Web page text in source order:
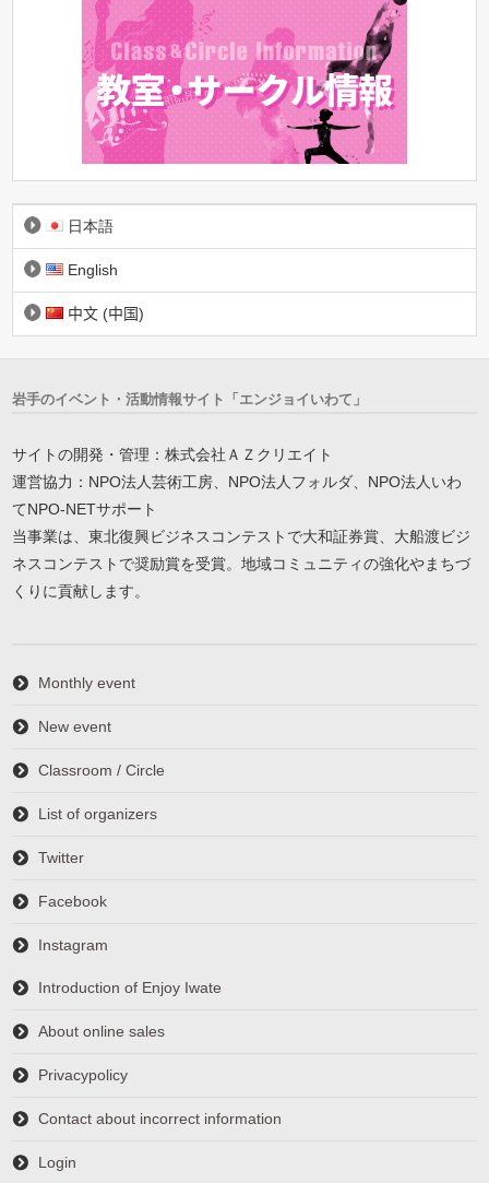
日本語
English
中文 (中国)
岩手のイベント・活動情報サイト「エンジョイいわて」
サイトの開発・管理：株式会社ＡＺクリエイト
運営協力：NPO法人芸術工房、NPO法人フォルダ、NPO法人いわ
てNPO-NETサポート
当事業は、東北復興ビジネスコンテストで大和証券賞、大船渡ビジ
ネスコンテストで奨励賞を受賞。地域コミュニティの強化やまちづ
くりに貢献します。
Monthly event
New event
Classroom / Circle
List of organizers
Twitter
Facebook
Instagram
Introduction of Enjoy Iwate
About online sales
Privacypolicy
Contact about incorrect information
Login